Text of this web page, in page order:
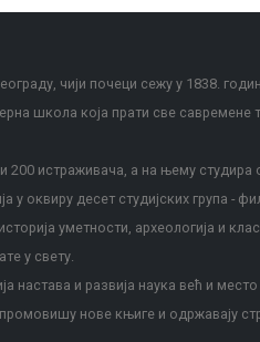
чији почеци сежу у 1838.
школа која прати све
истраживача, а на њему студира
оквиру десет студијских група -
уметности, археологија и
у свету.
и развија наука већ и
нове књиге и одржавају